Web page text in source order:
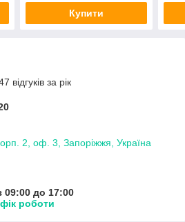
Купити
відгуків за рік
2, оф. 3, Запоріжжя, Україна
09:00 до 17:00
роботи